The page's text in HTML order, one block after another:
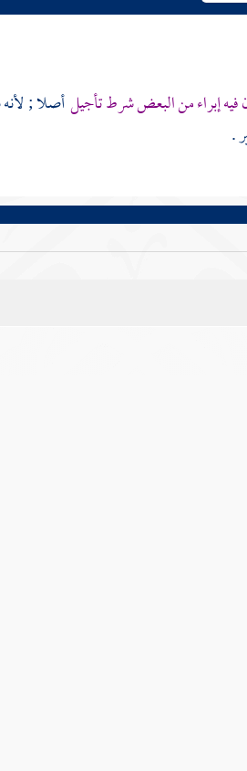
إبراء من البعض شرط تأجيلأصلا ;
.